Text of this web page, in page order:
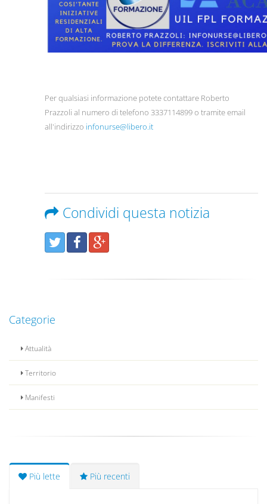
Per qualsiasi informazione potete contattare Roberto
Prazzoli al numero di telefono 3337114899 o tramite email
all'indirizzo infonurse@libero.it
Condividi questa notizia
Categorie
Attualità
Territorio
Manifesti
Più lette Più recenti